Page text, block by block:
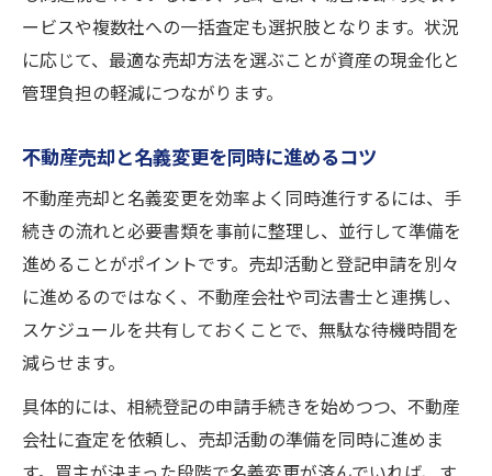
ービスや複数社への一括査定も選択肢となります。状況
に応じて、最適な売却方法を選ぶことが資産の現金化と
管理負担の軽減につながります。
不動産売却と名義変更を同時に進めるコツ
不動産売却と名義変更を効率よく同時進行するには、手
続きの流れと必要書類を事前に整理し、並行して準備を
進めることがポイントです。売却活動と登記申請を別々
に進めるのではなく、不動産会社や司法書士と連携し、
スケジュールを共有しておくことで、無駄な待機時間を
減らせます。
具体的には、相続登記の申請手続きを始めつつ、不動産
会社に査定を依頼し、売却活動の準備を同時に進めま